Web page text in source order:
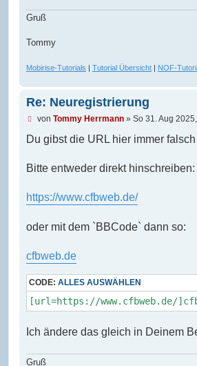
B
e
t
g
Gruß
Tommy
Mobirise-Tutorials Tutorial Übersicht NOF-
Re: Neuregistrierung
U
g
e
n
e
B
e
t
r
a
g
von Tommy Herrmann» So 31. Aug
Du gibst die URL hier immer
Bitte entweder direkt hinschreiben:
https://www.cfbweb.de/
oder mit dem `BBCode` dann so:
cfbweb.de
CODE: ALLES AUSWÄHLEN
[url=https://www.cfbweb.de/
Ich ändere das gleich in Deinem
Gruß